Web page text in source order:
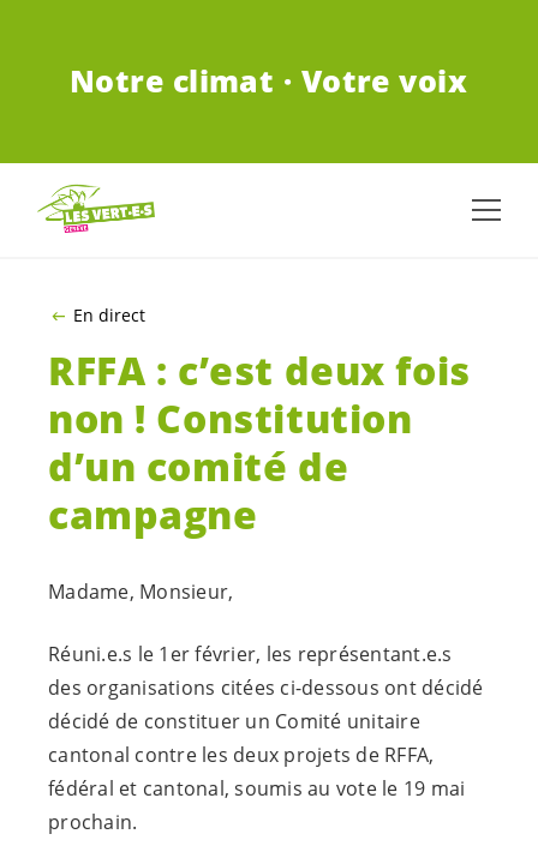
Notre climat · Votre voix
En direct
RFFA : c’est deux fois
non ! Constitution
d’un comité de
campagne
Madame, Monsieur,
Réuni.e.s le 1er février, les représentant.e.s
des organisations citées ci-dessous ont décidé
décidé de constituer un Comité unitaire
cantonal contre les deux projets de RFFA,
fédéral et cantonal, soumis au vote le 19 mai
prochain.